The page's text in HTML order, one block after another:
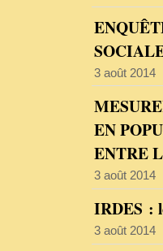
3 août 2014
EN
ENTRE
3 août 2014
IRDES :
3 août 2014